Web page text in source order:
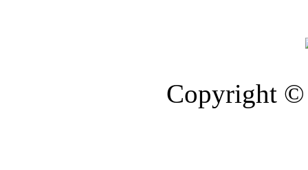
Copyright ©